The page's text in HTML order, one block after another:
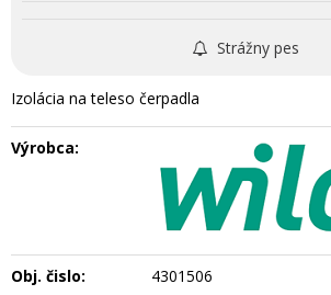
Strážny pes
Izolácia na teleso čerpadla
Výrobca:
Obj. čislo:
4301506